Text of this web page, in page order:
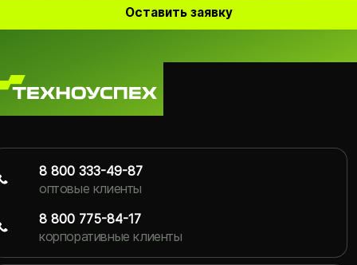
Оставить заявку
8 800 333-49-87
оптовые клиенты
8 800 775-84-17
корпоративные клиенты